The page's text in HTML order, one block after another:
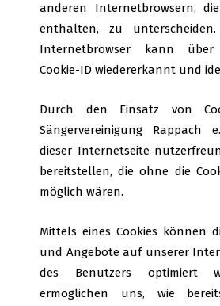
anderen Internetbrowsern,
enthalten, zu
Internetbrowser kann
Cookie-ID wiedererkannt und
Durch den Einsatz von
Sängervereinigung Rappach
dieser Internetseite
bereitstellen, die ohne die
möglich wären.
Mittels eines Cookies können
und Angebote auf unserer
des Benutzers optimiert
ermöglichen uns, wie